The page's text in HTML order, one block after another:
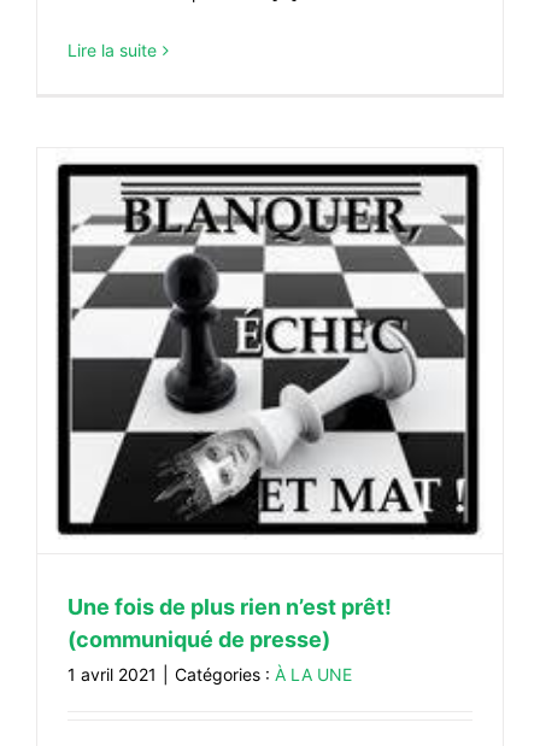
Lire la suite
Une fois de plus rien n’est prêt!
(communiqué de presse)
1 avril 2021 Catégories : À LA UNE